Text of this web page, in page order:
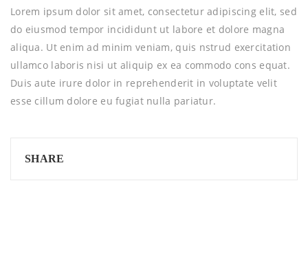
Lorem ipsum dolor sit amet, consectetur adipiscing elit, sed
do eiusmod tempor incididunt ut labore et dolore magna
aliqua. Ut enim ad minim veniam, quis nstrud exercitation
ullamco laboris nisi ut aliquip ex ea commodo cons equat.
Duis aute irure dolor in reprehenderit in voluptate velit
esse cillum dolore eu fugiat nulla pariatur.
SHARE